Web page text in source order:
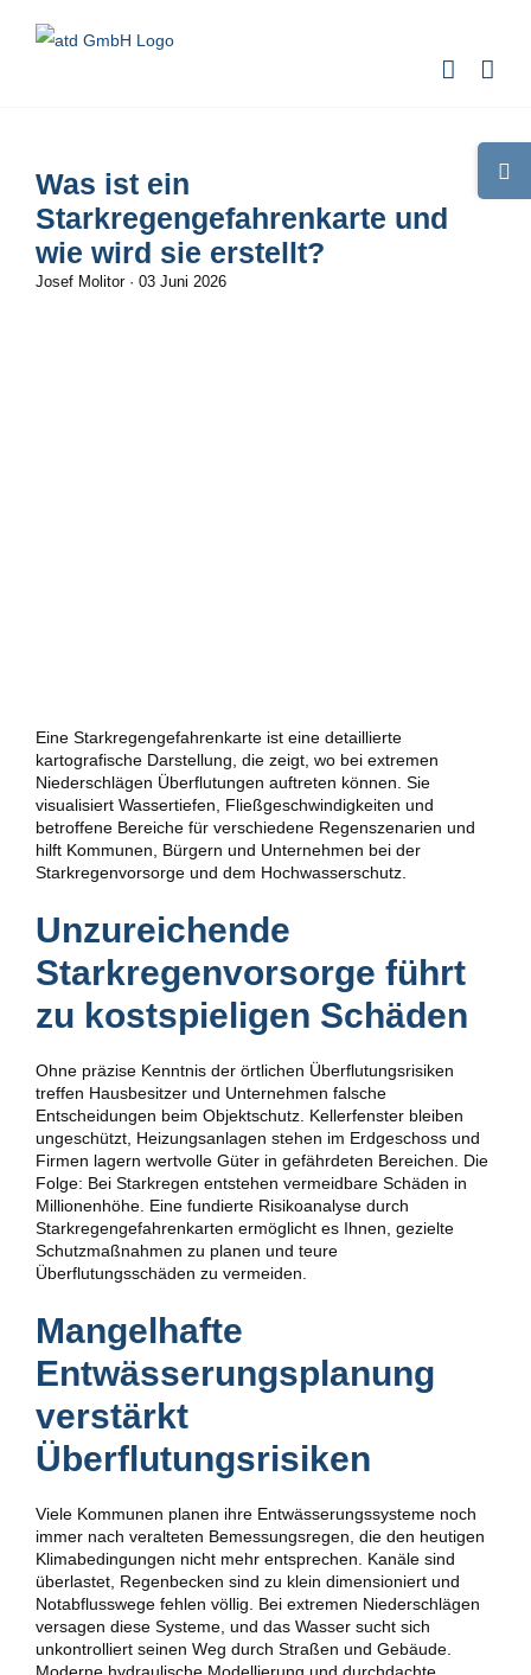
Inhalt
Was ist ein
Starkregengefahrenkarte und
wie wird sie erstellt?
Josef Molitor· 03 Juni 2026
Eine Starkregengefahrenkarte ist eine detaillierte
kartografische Darstellung, die zeigt, wo bei extremen
Niederschlägen Überflutungen auftreten können. Sie
visualisiert Wassertiefen, Fließgeschwindigkeiten und
betroffene Bereiche für verschiedene Regenszenarien und
hilft Kommunen, Bürgern und Unternehmen bei der
Starkregenvorsorge und dem Hochwasserschutz.
Unzureichende
Starkregenvorsorge führt
zu kostspieligen Schäden
Ohne präzise Kenntnis der örtlichen Überflutungsrisiken
treffen Hausbesitzer und Unternehmen falsche
Entscheidungen beim Objektschutz. Kellerfenster bleiben
ungeschützt, Heizungsanlagen stehen im Erdgeschoss und
Firmen lagern wertvolle Güter in gefährdeten Bereichen. Die
Folge: Bei Starkregen entstehen vermeidbare Schäden in
Millionenhöhe. Eine fundierte Risikoanalyse durch
Starkregengefahrenkarten ermöglicht es Ihnen, gezielte
Schutzmaßnahmen zu planen und teure
Überflutungsschäden zu vermeiden.
Mangelhafte
Entwässerungsplanung
verstärkt
Überflutungsrisiken
Viele Kommunen planen ihre Entwässerungssysteme noch
immer nach veralteten Bemessungsregen, die den heutigen
Klimabedingungen nicht mehr entsprechen. Kanäle sind
überlastet, Regenbecken sind zu klein dimensioniert und
Notabflusswege fehlen völlig. Bei extremen Niederschlägen
versagen diese Systeme, und das Wasser sucht sich
unkontrolliert seinen Weg durch Straßen und Gebäude.
Sliding